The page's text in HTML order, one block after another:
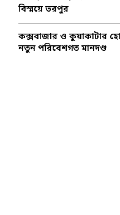
বিস্ময়ে ভরপুর
কক্সবাজার ও কুয়াকাটার
নতুন পরিবেশগত মানদণ্ড